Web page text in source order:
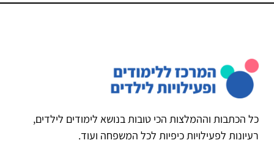
כל הכתבות וההמלצות הכי טובות בנושא לימודים לילדים,
רעיונות לפעילויות כיפיות לכל המשפחה ועוד.